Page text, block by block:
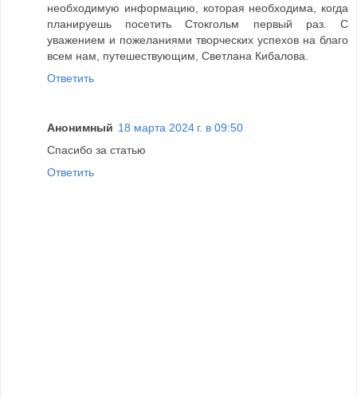
необходимую информацию, которая необходима, когда
планируешь посетить Стокгольм первый раз. С
уважением и пожеланиями творческих успехов на благо
всем нам, путешествующим, Светлана Кибалова.
Ответить
Анонимный 18 марта 2024 г. в 09:50
Спасибо за статью
Ответить